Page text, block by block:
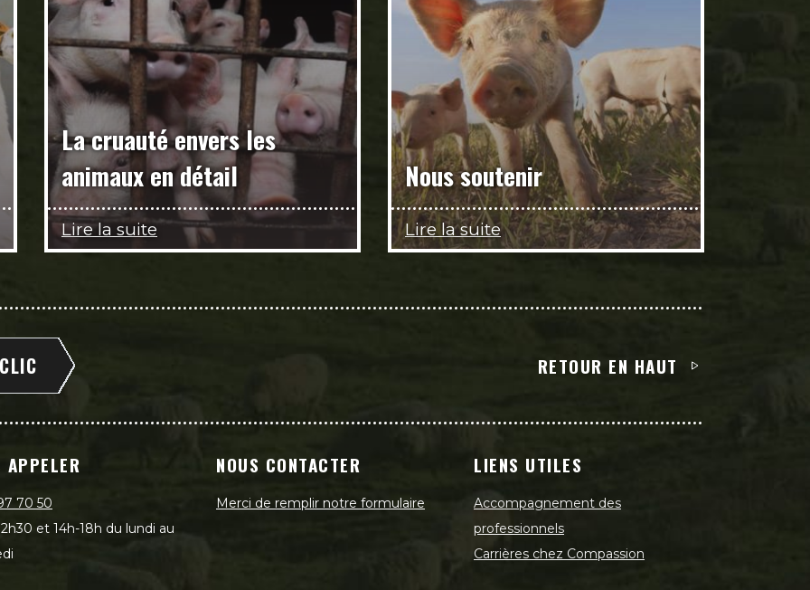
La cruauté envers les
animaux en détail
Lire la suite
Nous soutenir
Lire la suite
RETOUR EN HAUT
APPELER
70 50
et 14h-18h du lundi au
NOUS CONTACTER
Merci de remplir notre formulaire
LIENS UTILES
Accompagnement des
professionnels
Carrières chez Compassion